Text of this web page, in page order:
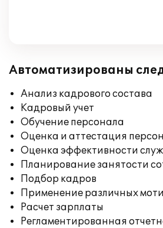
Автоматизированы
Анализ кадрового состава
Кадровый учет
Обучение персонала
Оценка и аттестация
Оценка эффективности
Планирование занятости
Подбор кадров
Применение различных
Расчет зарплаты
Регламентированная